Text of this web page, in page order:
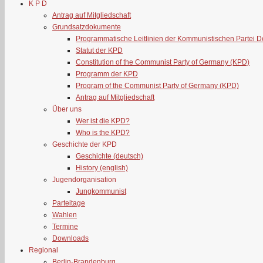
K P D
Antrag auf Mitgliedschaft
Grundsatzdokumente
Programmatische Leitlinien der Kommunistischen Partei
Statut der KPD
Constitution of the Communist Party of Germany (KPD)
Programm der KPD
Program of the Communist Party of Germany (KPD)
Antrag auf Mitgliedschaft
Über uns
Wer ist die KPD?
Who is the KPD?
Geschichte der KPD
Geschichte (deutsch)
History (english)
Jugendorganisation
Jungkommunist
Parteitage
Wahlen
Termine
Downloads
Regional